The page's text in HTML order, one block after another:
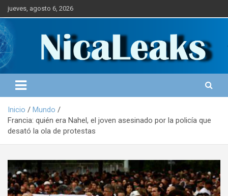
a
l
t
a
r
a
n
jueves, agosto 6, 2026
NICALEAKS
Portal de Noticias
Inicio
Mundo
Francia: quién era Nahel, el joven asesinado por la policía que
desató la ola de protestas